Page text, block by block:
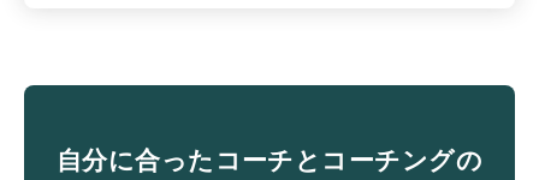
自分に合ったコーチとコーチングの